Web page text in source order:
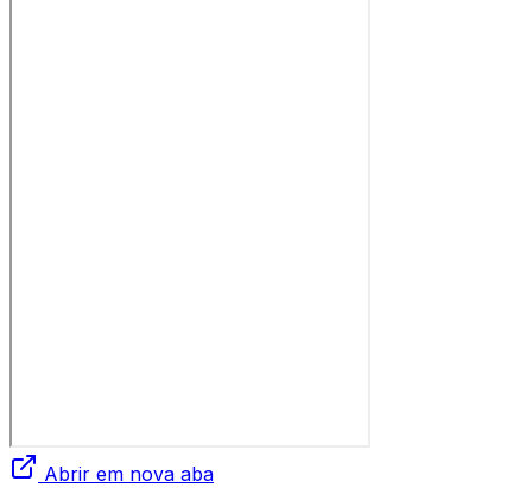
Abrir em nova aba